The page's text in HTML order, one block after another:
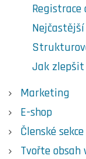
Registrace
Nejčastější
Jak zlepšit
Marketing
E-shop
Členské sekce
Tvořte obsah